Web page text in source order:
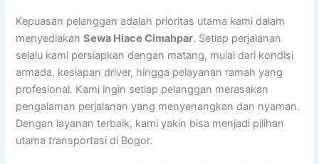
Kepuasan pelanggan adalah prioritas utama kami dalam
menyediakanSewa Hiace Cimahpar. Setiap perjalanan
selalu kami persiapkan dengan matang, mulai dari kondisi
armada, kesiapan driver, hingga pelayanan ramah yang
profesional. Kami ingin setiap pelanggan merasakan
pengalaman perjalanan yang menyenangkan dan nyaman.
Dengan layanan terbaik, kami yakin bisa menjadi pilihan
utama transportasi di Bogor.